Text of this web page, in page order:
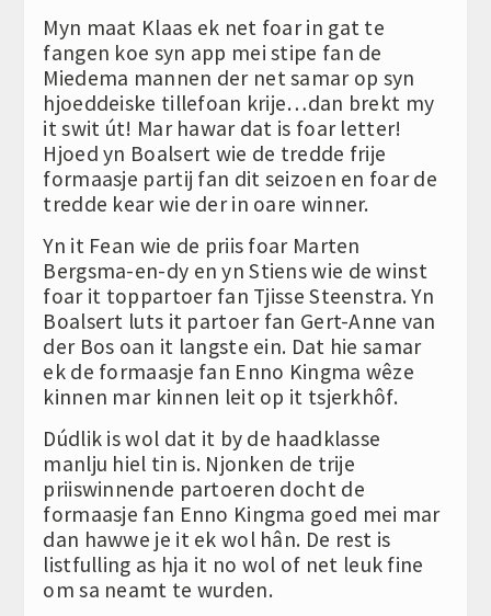
Myn maat Klaas ek net foar in gat te
fangen koe syn app mei stipe fan de
Miedema mannen der net samar op syn
hjoeddeiske tillefoan krije…dan brekt my
it swit út! Mar hawar dat is foar letter!
Hjoed yn Boalsert wie de tredde frije
formaasje partij fan dit seizoen en foar de
tredde kear wie der in oare winner.
Yn it Fean wie de priis foar Marten
Bergsma-en-dy en yn Stiens wie de winst
foar it toppartoer fan Tjisse Steenstra. Yn
Boalsert luts it partoer fan Gert-Anne van
der Bos oan it langste ein. Dat hie samar
ek de formaasje fan Enno Kingma wêze
kinnen mar kinnen leit op it tsjerkhôf.
Dúdlik is wol dat it by de haadklasse
manlju hiel tin is. Njonken de trije
priiswinnende partoeren docht de
formaasje fan Enno Kingma goed mei mar
dan hawwe je it ek wol hân. De rest is
listfulling as hja it no wol of net leuk fine
om sa neamt te wurden.